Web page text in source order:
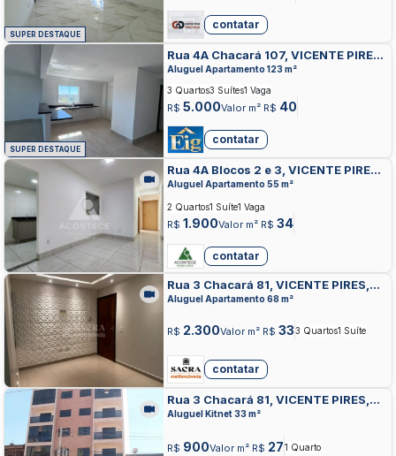
SUPER DESTAQUE
contatar
SUPER DESTAQUE
Rua 4A Chacará 107, VICENTE PIRES,
VICENTE PIRES
Aluguel Apartamento 123 m²
R$ 5.000Valor m² R$ 40
3 Quartos3 Suítes1 Vaga
contatar
Rua 4A Blocos 2 e 3, VICENTE PIRES,
VICENTE PIRES
Aluguel Apartamento 55 m²
R$ 1.900Valor m² R$ 34
2 Quartos1 Suíte1 Vaga
contatar
Rua 3 Chacará 81, VICENTE PIRES,
VICENTE PIRES
Aluguel Apartamento 68 m²
R$ 2.300Valor m² R$ 333 Quartos1 Suíte
contatar
Rua 3 Chacará 81, VICENTE PIRES,
VICENTE PIRES
Aluguel Kitnet 33 m²
R$ 900Valor m² R$ 271 Quarto